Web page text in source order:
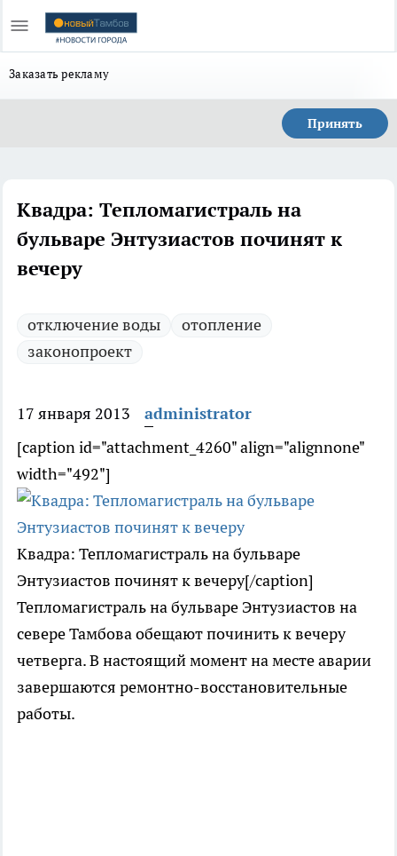
Заказать рекламу
Принять
Квадра: Тепломагистраль на
бульваре Энтузиастов починят к
вечеру
отключение воды
отопление
законопроект
17 января 2013
administrator
[caption id="attachment_4260" align="alignnone"
width="492"]
Квадра: Тепломагистраль на бульваре
Энтузиастов починят к вечеру[/caption]
Тепломагистраль на бульваре Энтузиастов на
севере Тамбова обещают починить к вечеру
четверга. В настоящий момент на месте аварии
завершаются ремонтно-восстановительные
работы.